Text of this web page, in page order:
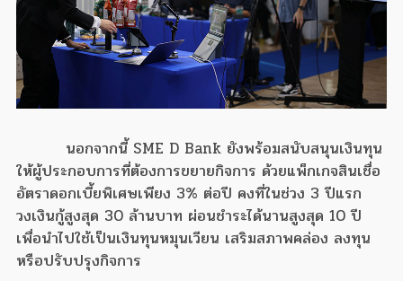
นอกจากนี้ SME D Bank ยังพร้อมสนับสนุนเงินทุน
ให้ผู้ประกอบการที่ต้องการขยายกิจการ ด้วยแพ็กเกจสินเชื่อ
อัตราดอกเบี้ยพิเศษเพียง 3% ต่อปี คงที่ในช่วง 3 ปีแรก
วงเงินกู้สูงสุด 30 ล้านบาท ผ่อนชำระได้นานสูงสุด 10 ปี
เพื่อนำไปใช้เป็นเงินทุนหมุนเวียน เสริมสภาพคล่อง ลงทุน
หรือปรับปรุงกิจการ